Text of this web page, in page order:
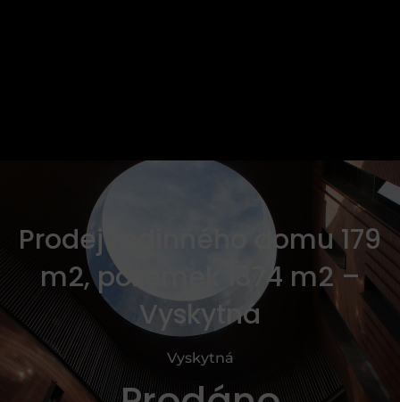
Prodej rodinného domu 179
m2, pozemek 1374 m2 –
Vyskytná
Vyskytná